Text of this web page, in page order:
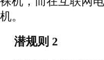
机。
潜规则 2